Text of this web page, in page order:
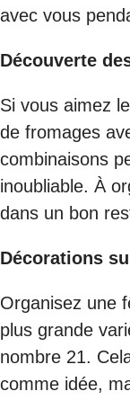
avec vous
Découverte
Si vous aimez
de fromages
combinaisons
inoubliable. À
dans un bon
Décorations
Organisez une
plus grande
nombre 21.
comme idée,